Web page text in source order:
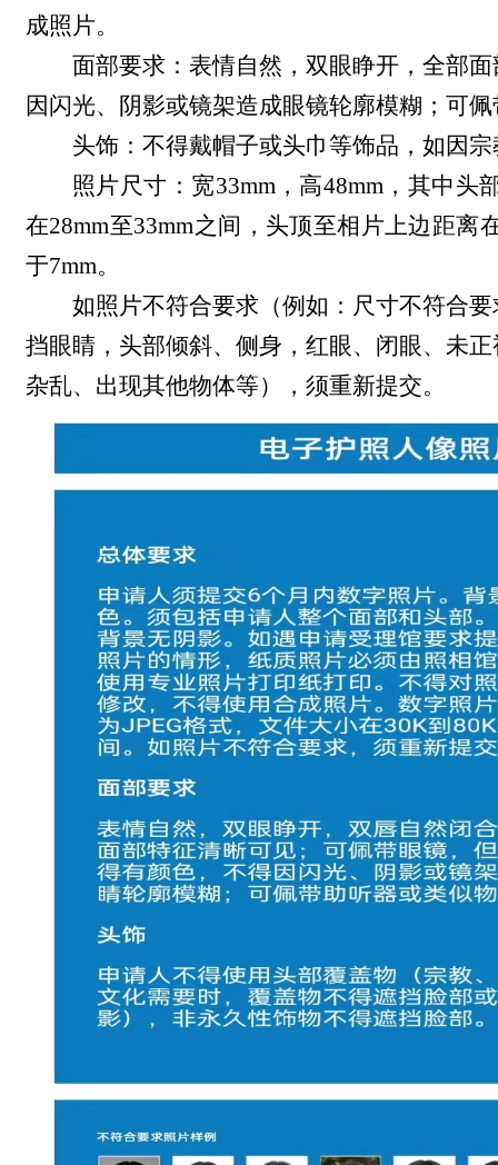
成照片。
面部要求：表情自然，双眼睁开，全部
因闪光、阴影或镜架造成眼镜轮廓模糊；
头饰：不得戴帽子或头巾等饰品，如
照片尺寸：宽33mm，高48mm，其中头
在28mm至33mm之间，头顶至相片上边距离
于7mm。
如照片不符合要求（例如：尺寸不符合
挡眼睛，头部倾斜、侧身，红眼、闭眼、未
杂乱、出现其他物体等），须重新提交。